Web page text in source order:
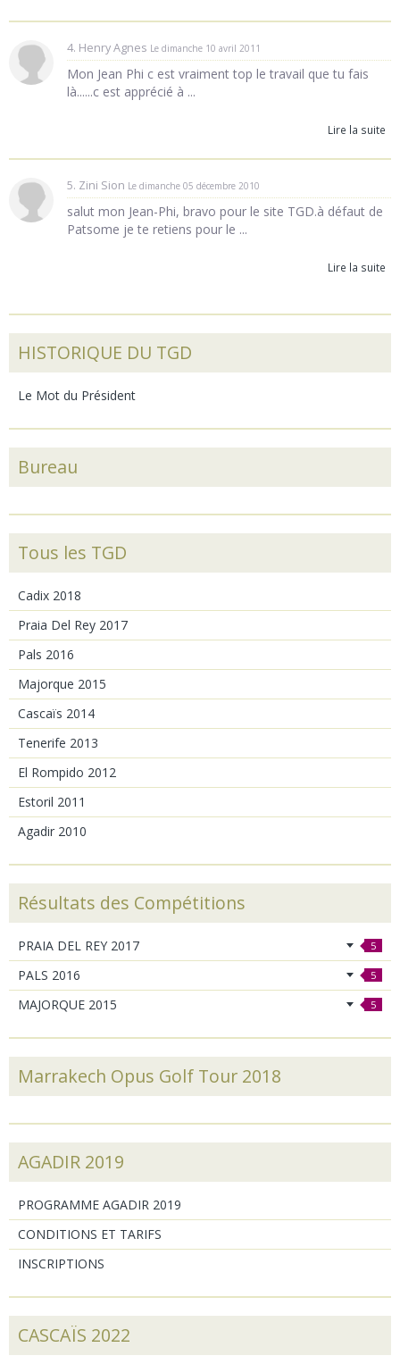
4. Henry Agnes Le dimanche 10 avril 2011
Mon Jean Phi c est vraiment top le travail que tu fais
là......c est apprécié à ...
Lire la suite
5. Zini Sion Le dimanche 05 décembre 2010
salut mon Jean-Phi, bravo pour le site TGD.à défaut de
Patsome je te retiens pour le ...
Lire la suite
HISTORIQUE DU TGD
Le Mot du Président
Bureau
Tous les TGD
Cadix 2018
Praia Del Rey 2017
Pals 2016
Majorque 2015
Cascaïs 2014
Tenerife 2013
El Rompido 2012
Estoril 2011
Agadir 2010
Résultats des Compétitions
PRAIA DEL REY 2017 5
PALS 2016 5
MAJORQUE 2015 5
Marrakech Opus Golf Tour 2018
AGADIR 2019
PROGRAMME AGADIR 2019
CONDITIONS ET TARIFS
INSCRIPTIONS
CASCAÏS 2022